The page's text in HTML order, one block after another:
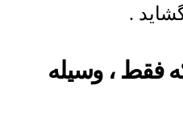
.
فقط ، وسیله